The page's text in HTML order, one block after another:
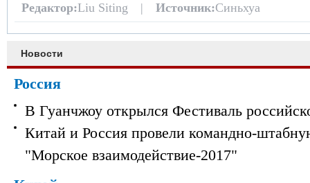
Редактор:Liu Siting | Источник:Синьхуа
Новости
Россия
В Гуанчжоу открылся Фестиваль
Китай и Россия провели командно-
"Морское взаимодействие-2017"